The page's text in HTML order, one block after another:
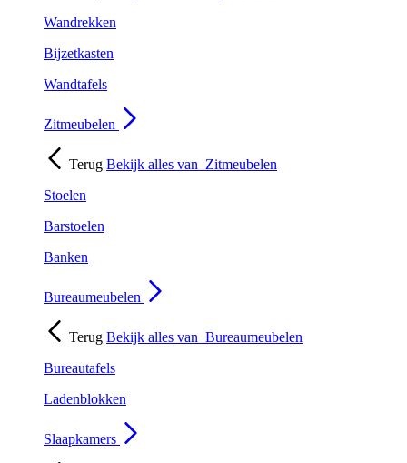
Wandrekken
Bijzetkasten
Wandtafels
Zitmeubelen
Terug Bekijk alles van Zitmeubelen
Stoelen
Barstoelen
Banken
Bureaumeubelen
Terug Bekijk alles van Bureaumeubelen
Bureautafels
Ladenblokken
Slaapkamers